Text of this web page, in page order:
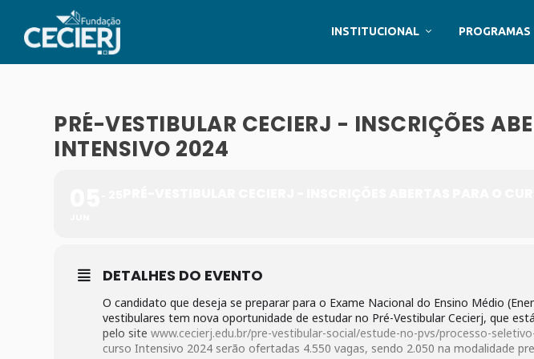
INSTITUCIONAL PROGRAMAS
PRÉ-VESTIBULAR CECIERJ - INSCRIÇÕES
INTENSIVO 2024
DETALHES DO EVENTO
O candidato que deseja se preparar para o Exame Nacional do Ensino Médio
vestibulares tem nova oportunidade de estudar no Pré-Vestibular Cecierj, que
pelo sitewww.cecierj.edu.br/pre-vestibular-social/estude-no-pvs/processo-
curso Intensivo 2024 serão ofertadas 4.550 vagas, sendo 2.050 na modalidade